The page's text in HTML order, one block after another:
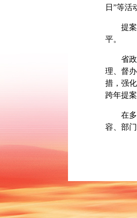
日”等活
提案工
平。
省政协
理、督
措，强
跨年提
在多方
容、部